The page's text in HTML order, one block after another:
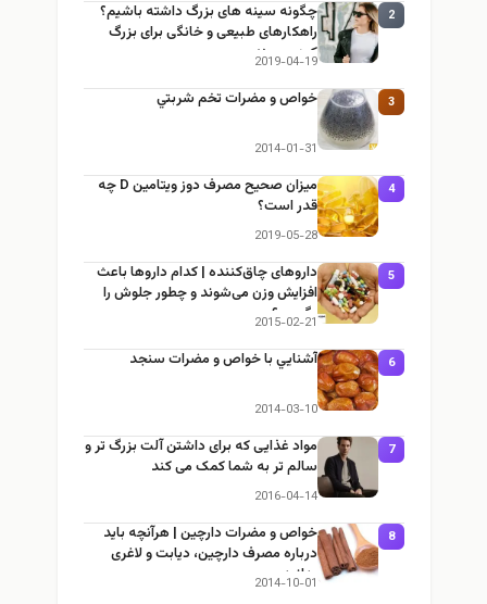
2
چگونه سینه های بزرگ داشته باشیم؟
راهکارهای طبیعی و خانگی برای بزرگ
کردن سینه
2019-04-19
3 خواص و مضرات تخم شربتي
2014-01-31
4
میزان صحیح مصرف دوز ویتامین D چه
قدر است؟
2019-05-28
5
داروهای چاق‌کننده | کدام داروها باعث
افزایش وزن می‌شوند و چطور جلوش را
بگیریم؟
2015-02-21
6 آشنايي با خواص و مضرات سنجد
2014-03-10
7
مواد غذایی که برای داشتن آلت بزرگ تر و
سالم تر به شما کمک می کند
2016-04-14
8
خواص و مضرات دارچین | هرآنچه باید
درباره مصرف دارچین، دیابت و لاغری
بدانید
2014-10-01